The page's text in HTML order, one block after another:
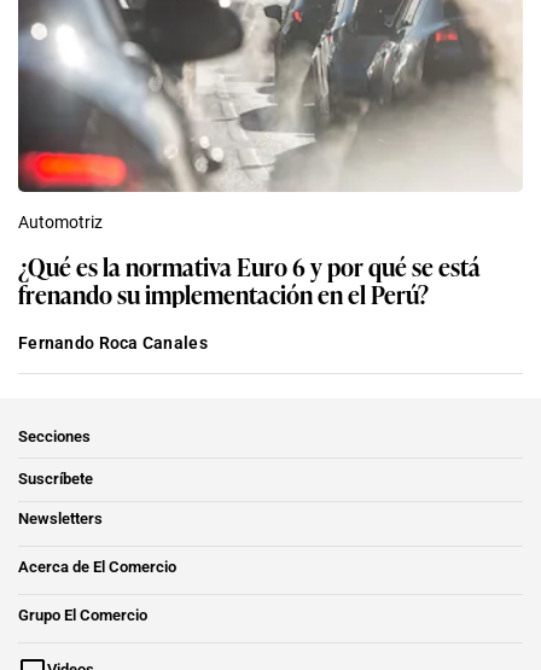
Automotriz
¿Qué es la normativa Euro 6 y por qué se está
frenando su implementación en el Perú?
Fernando Roca Canales
Secciones
Suscríbete
Newsletters
Acerca de El Comercio
Grupo El Comercio